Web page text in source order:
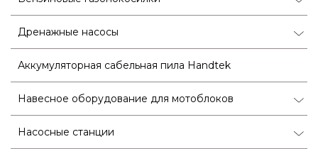
Дренажные насосы
Аккумуляторная сабельная пила Handtek
Навесное оборудование для мотоблоков
Насосные станции